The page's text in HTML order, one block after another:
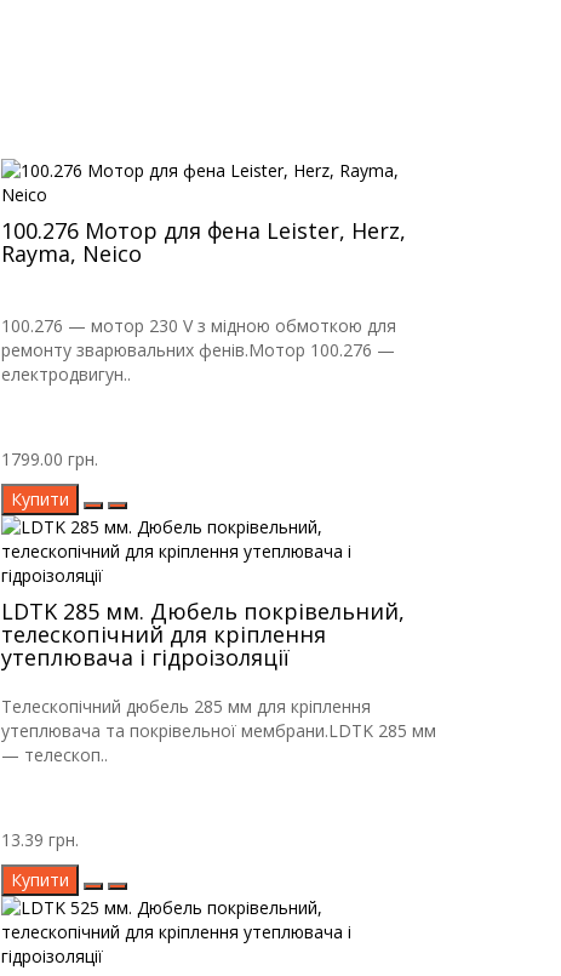
100.276 Мотор для фена Leister, Herz,
Rayma, Neico
100.276 — мотор 230 V з мідною обмоткою для
ремонту зварювальних фенів.Мотор 100.276 —
електродвигун..
1799.00 грн.
Купити
LDTK 285 мм. Дюбель покрівельний,
телескопічний для кріплення
утеплювача і гідроізоляції
Телескопічний дюбель 285 мм для кріплення
утеплювача та покрівельної мембрани.LDTK 285 мм
— телескоп..
13.39 грн.
Купити